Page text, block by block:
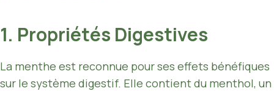
1. Propriétés Digestives
La menthe est reconnue pour ses effets bénéfiques
sur le système digestif. Elle contient du menthol, un